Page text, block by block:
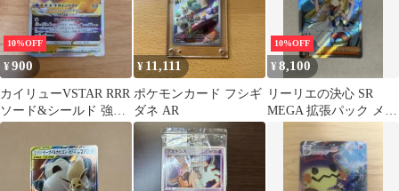
10%OFF
¥900
カイリューVSTAR RRR
ソード&シールド 強化
拡張パック Pokemon…
¥ 11,111
ポケモンカード フシギ
ダネ AR
10%OFF
¥8,100
リーリエの決心 SR
MEGA 拡張パック メガ